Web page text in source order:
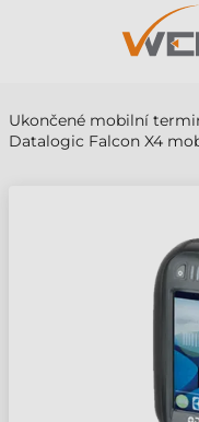
Ukončené mobilní
Datalogic Falcon X4